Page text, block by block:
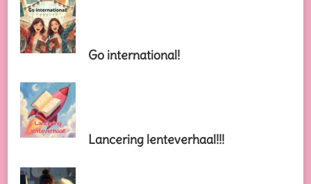
Go international!
Lancering lenteverhaal!!!